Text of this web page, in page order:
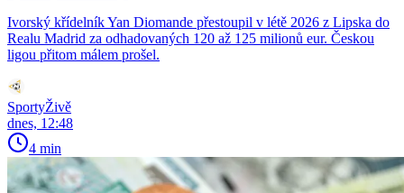
Ivorský křídelník Yan Diomande přestoupil v létě 2026 z Lipska do
Realu Madrid za odhadovaných 120 až 125 milionů eur. Českou
ligou přitom málem prošel.
SportyŽivě
dnes, 12:48
4 min